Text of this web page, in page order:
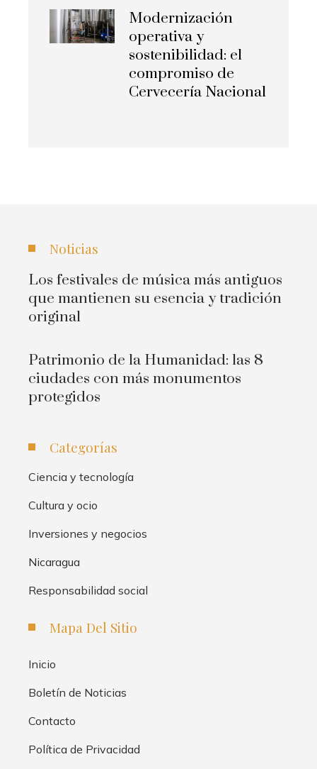
Modernización
operativa y
sostenibilidad: el
compromiso de
Cervecería Nacional
Noticias
Los festivales de música más antiguos
que mantienen su esencia y tradición
original
Patrimonio de la Humanidad: las 8
ciudades con más monumentos
protegidos
Categorías
Ciencia y tecnología
Cultura y ocio
Inversiones y negocios
Nicaragua
Responsabilidad social
Mapa Del Sitio
Inicio
Boletín de Noticias
Contacto
Política de Privacidad